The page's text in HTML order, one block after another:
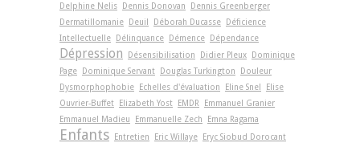
Delphine Nelis
Dennis Donovan
Dennis Greenberger
Dermatillomanie
Deuil Déborah Ducasse
Déficience
Intellectuelle
Délinquance Démence Dépendance
Dépression Désensibilisation Didier Pleux
Dominique
Page
Dominique Servant Douglas Turkington
Douleur
Dysmorphophobie
Echelles d'évaluation Eline Snel
Elise
Ouvrier-Buffet
Elizabeth Yost EMDR
Emmanuel Granier
Emmanuel Madieu
Emmanuelle Zech Emna Ragama
Enfants Entretien Eric Willaye
Eryc Siobud Dorocant